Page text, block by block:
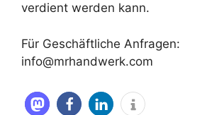
verdient werden kann.
Für Geschäftliche Anfragen:
info@mrhandwerk.com